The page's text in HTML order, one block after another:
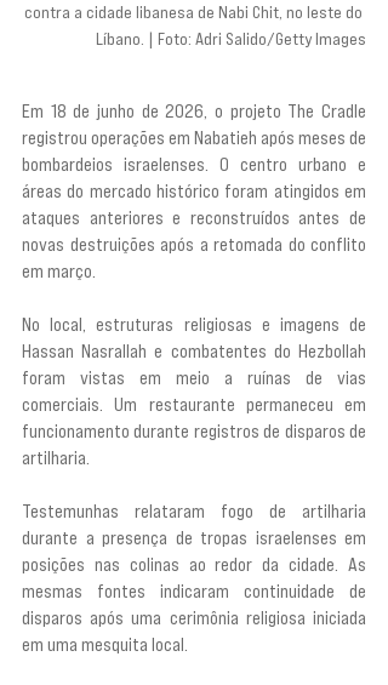
contra a cidade libanesa de Nabi Chit, no leste do
Líbano. | Foto: Adri Salido/Getty Images
Em 18 de junho de 2026, o projeto The Cradle
registrou operações em Nabatieh após meses de
bombardeios israelenses. O centro urbano e
áreas do mercado histórico foram atingidos em
ataques anteriores e reconstruídos antes de
novas destruições após a retomada do conflito
em março.
No local, estruturas religiosas e imagens de
Hassan Nasrallah e combatentes do Hezbollah
foram vistas em meio a ruínas de vias
comerciais. Um restaurante permaneceu em
funcionamento durante registros de disparos de
artilharia.
Testemunhas relataram fogo de artilharia
durante a presença de tropas israelenses em
posições nas colinas ao redor da cidade. As
mesmas fontes indicaram continuidade de
disparos após uma cerimônia religiosa iniciada
em uma mesquita local.